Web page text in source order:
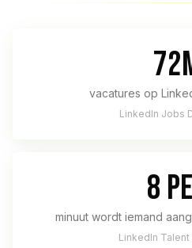
vacatures op
LinkedIn Jobs
8
minuut wordt iemand
LinkedIn